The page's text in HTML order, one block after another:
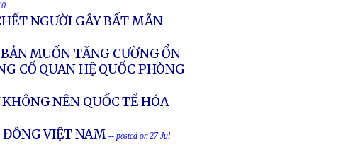
NGƯỜI GÂY BẤT MÃN
MUỐN TĂNG CƯỜNG ỔN
CỐ QUAN HỆ QUỐC PHÒNG
NÊN QUỐC TẾ HÓA
VIỆT NAM -- posted on 27 Jul